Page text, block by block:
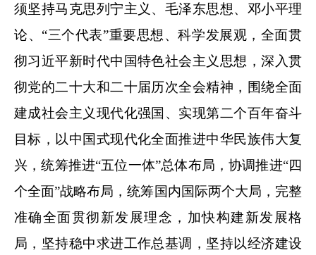
须坚持马克思列宁主义、毛泽东思想、邓小平理
论、“三个代表”重要思想、科学发展观，全面贯
彻习近平新时代中国特色社会主义思想，深入贯
彻党的二十大和二十届历次全会精神，围绕全面
建成社会主义现代化强国、实现第二个百年奋斗
目标，以中国式现代化全面推进中华民族伟大复
兴，统筹推进“五位一体”总体布局，协调推进“四
个全面”战略布局，统筹国内国际两个大局，完整
准确全面贯彻新发展理念，加快构建新发展格
局，坚持稳中求进工作总基调，坚持以经济建设